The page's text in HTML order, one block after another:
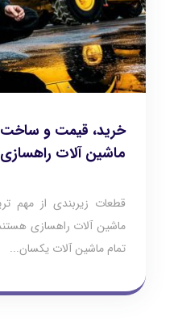
خرید، قیمت و
ماشین آلات
قطعات زیربندی از مهم
ماشین آلات راهسازی
تمام ماشین آلات یکسان...